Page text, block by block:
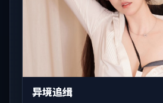
异境追缉